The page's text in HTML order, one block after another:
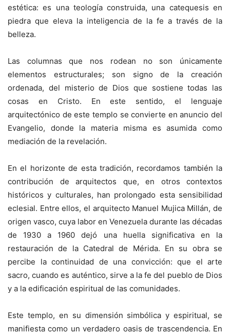
estética: es una teología construida, una catequesis en
piedra que eleva la inteligencia de la fe a través de la
belleza.
Las columnas que nos rodean no son únicamente
elementos estructurales; son signo de la creación
ordenada, del misterio de Dios que sostiene todas las
cosas en Cristo. En este sentido, el lenguaje
arquitectónico de este templo se convierte en anuncio del
Evangelio, donde la materia misma es asumida como
mediación de la revelación.
En el horizonte de esta tradición, recordamos también la
contribución de arquitectos que, en otros contextos
históricos y culturales, han prolongado esta sensibilidad
eclesial. Entre ellos, el arquitecto Manuel Mujica Millán, de
origen vasco, cuya labor en Venezuela durante las décadas
de 1930 a 1960 dejó una huella significativa en la
restauración de la Catedral de Mérida. En su obra se
percibe la continuidad de una convicción: que el arte
sacro, cuando es auténtico, sirve a la fe del pueblo de Dios
y a la edificación espiritual de las comunidades.
Este templo, en su dimensión simbólica y espiritual, se
manifiesta como un verdadero oasis de trascendencia. En